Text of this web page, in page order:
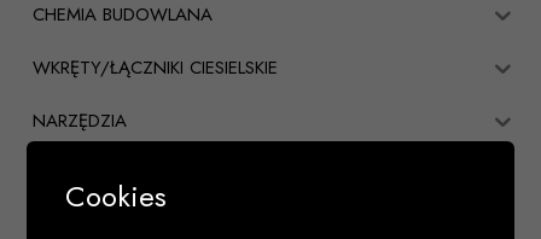
CHEMIA BUDOWLANA
WKRĘTY/ŁĄCZNIKI CIESIELSKIE
NARZĘDZIA
Cookies